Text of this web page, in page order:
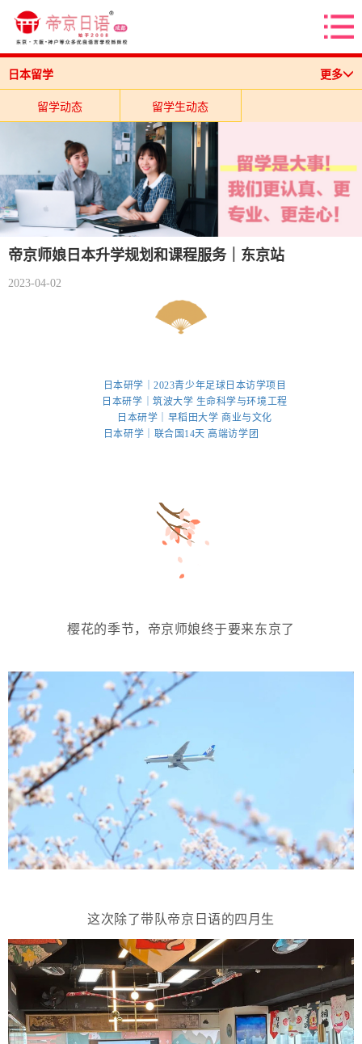
日本留学
更多
留学动态
留学生动态
帝京师娘日本升学规划和课程服务｜东京站
2023-04-02
日本研学｜2023青少年足球日本访学项目
日本研学｜筑波大学 生命科学与环境工程
日本研学｜早稻田大学 商业与文化
日本研学｜联合国14天 高端访学团
樱花的季节，帝京师娘终于要来东京了
这次除了带队帝京日语的四月生